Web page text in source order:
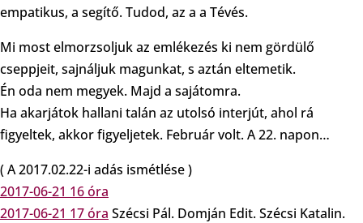
empatikus, a segítő. Tudod, az a a Tévés.
Mi most elmorzsoljuk az emlékezés ki nem gördülő
cseppjeit, sajnáljuk magunkat, s aztán eltemetik.
Én oda nem megyek. Majd a sajátomra.
Ha akarjátok hallani talán az utolsó interjút, ahol rá
figyeltek, akkor figyeljetek. Február volt. A 22. napon…
( A 2017.02.22-i adás ismétlése )
2017-06-21 16 óra
2017-06-21 17 óra Szécsi Pál. Domján Edit. Szécsi Katalin.